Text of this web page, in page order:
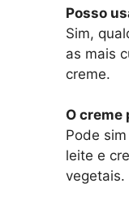
Posso
Sim,
as mais
creme.
O creme
Pode
leite e
vegetais.